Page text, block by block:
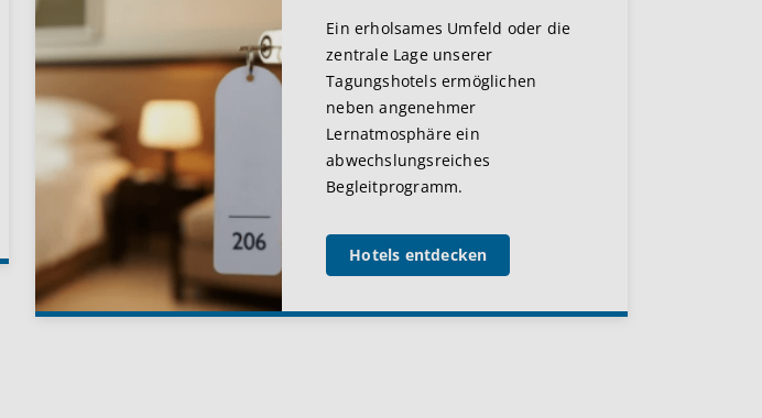
Ein erholsames Umfeld oder die
zentrale Lage unserer
Tagungshotels ermöglichen
neben angenehmer
Lernatmosphäre ein
abwechslungsreiches
Begleitprogramm.
Hotels entdecken